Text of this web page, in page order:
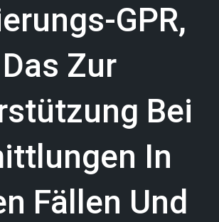
GPR,
Das Zur
Bei
In
Fällen Und